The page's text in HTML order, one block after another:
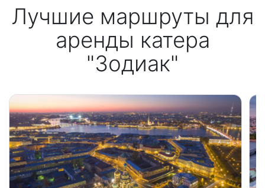
Лучшие маршруты для
аренды катера
"Зодиак"